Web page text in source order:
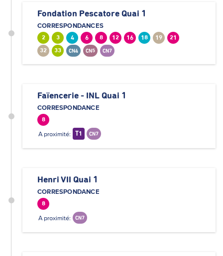
Fondation Pescatore Quai 1
CORRESPONDANCES
2 3 4 6 8 12 16 18 19
21
32
33 CN4 CN5 CN7
Faïencerie - INL Quai 1
CORRESPONDANCE
8
A proximité: T1 CN7
Henri VII Quai 1
CORRESPONDANCE
8
A proximité: CN7